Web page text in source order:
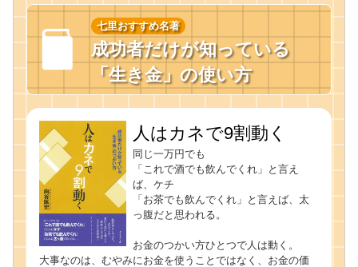
七里おすすめ名著
成功者だけが知っている
「生き金」の使い方
人はカネで9割動く
同じ一万円でも
「これで酒でも飲んでくれ」と言え
ば、ケチ
「お茶でも飲んでくれ」と言えば、太
っ腹だと思われる。
お金のつかい方ひとつで人は動く。
大事なのは、むやみにお金を使うことではなく、お金の価